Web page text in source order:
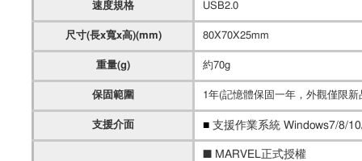
速度規格 USB2.0
尺寸(長x寬x高)(mm) 80X70X25mm
重量(g) 約70g
保固範圍 1年(記憶體保固一年，外觀僅限新
支援介面 ■ 支援作業系統 Windows7/8/
■ MARVEL正式授權